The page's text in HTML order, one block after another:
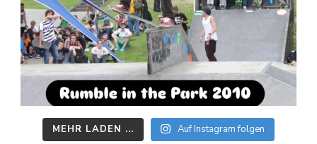
MEHR LADEN ... Auf Instagram folgen